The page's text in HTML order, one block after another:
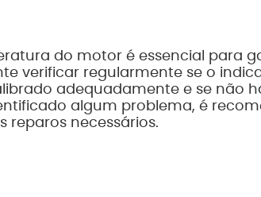
do motor é essencial para
verificar regularmente se o
adequadamente e se não
algum problema, é
reparos necessários.